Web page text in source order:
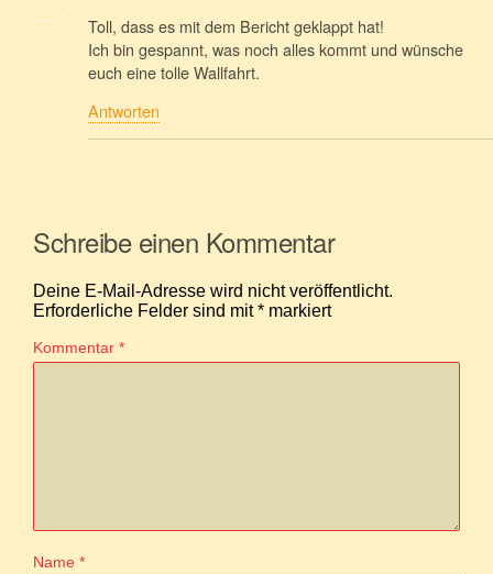
Toll, dass es mit dem Bericht geklappt hat!
Ich bin gespannt, was noch alles kommt und wünsche
euch eine tolle Wallfahrt.
Antworten
Schreibe einen Kommentar
Deine E-Mail-Adresse wird nicht veröffentlicht.
Erforderliche Felder sind mit* markiert
Kommentar *
Name *